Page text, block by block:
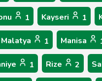
1 Kayseri 1
Malatya 1 Manisa
1 Rize 2